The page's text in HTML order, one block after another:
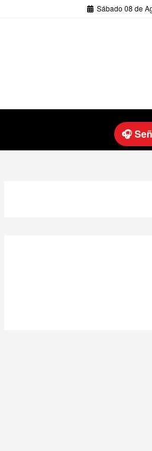
Sábado 08 de
🎧